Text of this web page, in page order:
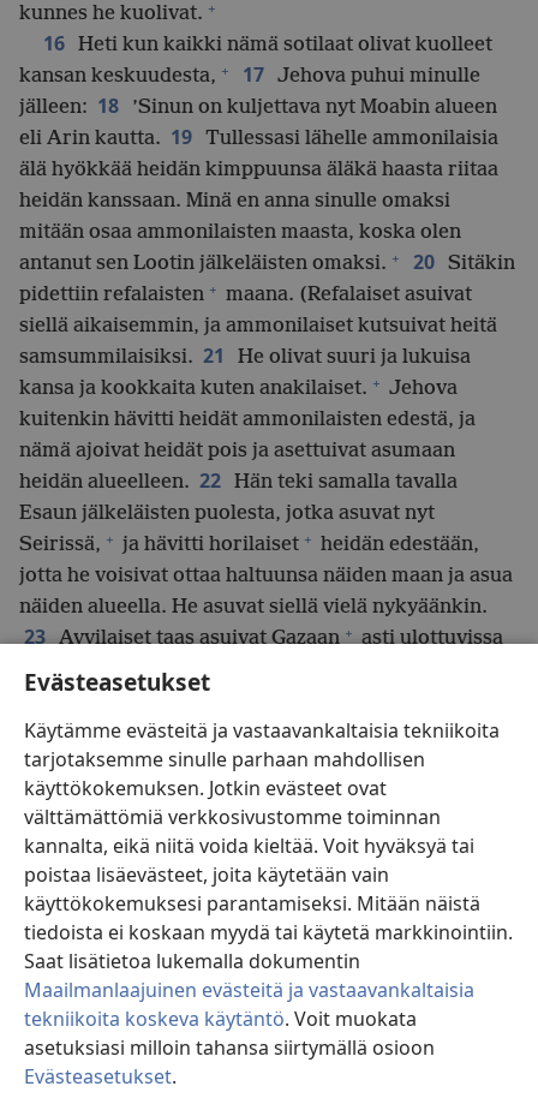
Evästeasetukset
Käytämme evästeitä ja vastaavankaltaisia tekniikoita
tarjotaksemme sinulle parhaan mahdollisen
käyttökokemuksen. Jotkin evästeet ovat
välttämättömiä verkkosivustomme toiminnan
kannalta, eikä niitä voida kieltää. Voit hyväksyä tai
poistaa lisäevästeet, joita käytetään vain
käyttökokemuksesi parantamiseksi. Mitään näistä
tiedoista ei koskaan myydä tai käytetä markkinointiin.
Saat lisätietoa lukemalla dokumentin
Maailmanlaajuinen evästeitä ja vastaavankaltaisia
tekniikoita koskeva käytäntö. Voit muokata
asetuksiasi milloin tahansa siirtymällä osioon
Evästeasetukset.
kunnes he kuolivat. +
16 Heti kun kaikki nämä sotilaat olivat kuolleet
kansan keskuudesta, + 17 Jehova puhui minulle
jälleen: 18
’Sinun on kuljettava nyt Moabin alueen
eli Arin kautta. 19 Tullessasi lähelle ammonilaisia
älä hyökkää heidän kimppuunsa äläkä haasta riitaa
heidän kanssaan. Minä en anna sinulle omaksi
mitään osaa ammonilaisten maasta, koska olen
antanut sen Lootin jälkeläisten omaksi. + 20 Sitäkin
pidettiin refalaisten + maana. (Refalaiset asuivat
siellä aikaisemmin, ja ammonilaiset kutsuivat heitä
samsummilaisiksi. 21
He olivat suuri ja lukuisa
kansa ja kookkaita kuten anakilaiset. + Jehova
kuitenkin hävitti heidät ammonilaisten edestä, ja
nämä ajoivat heidät pois ja asettuivat asumaan
heidän alueelleen. 22 Hän teki samalla tavalla
Esaun jälkeläisten puolesta, jotka asuvat nyt
Seirissä, + ja hävitti horilaiset + heidän edestään,
jotta he voisivat ottaa haltuunsa näiden maan ja asua
näiden alueella. He asuvat siellä vielä nykyäänkin.
23 Avvilaiset taas asuivat Gazaan + asti ulottuvissa
kylissä, kunnes Kaftorista
24 Lähtekää liikkeelle ja ylittäkää Arnoninlaakso.
+ Minä olen antanut käsiinne amorilaisen Sihonin,
Hesbonin kuninkaan. Ryhtykää siis ottamaan
haltuunne hänen maataan ja sotimaan häntä vastaan.
25 Tästä päivästä alkaen saatan taivaan alla kauhun
ja pelon valtaan kaikki ne, jotka kuulevat sanoman
teistä. He tulevat levottomiksi ja vapisevat * teidän
takianne.’ +
26 Sitten minä lähetin Kedemotin
erämaasta
viestinviejiä välittämään Hesbonin kuninkaalle
Sihonille seuraavan rauhan sanoman:
27 ’Anna
minun kulkea maasi läpi. Kuljen tietä pitkin